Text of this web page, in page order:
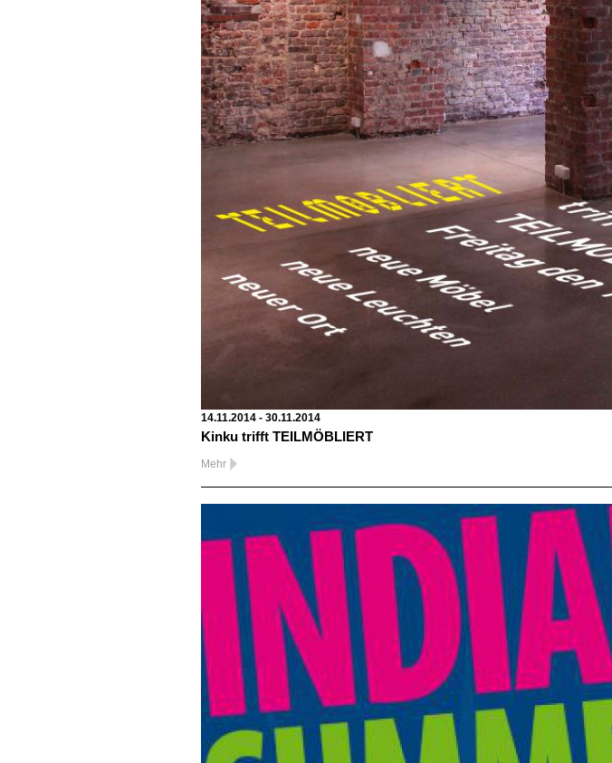
14.11.2014 - 30.11.2014
Kinku trifft TEILMÖBLIERT
Mehr